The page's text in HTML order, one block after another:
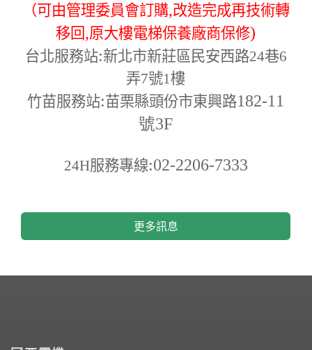
（可由管理委員會訂購,改造完成再技術轉
移回,原大樓電梯保養廠商保修)
台北服務站:新北市新莊區民安西路24巷6
弄7號1樓
竹苗服務站:苗栗縣頭份市東興路182-11
號3F
24H服務專線:02-2206-7333
更多訊息